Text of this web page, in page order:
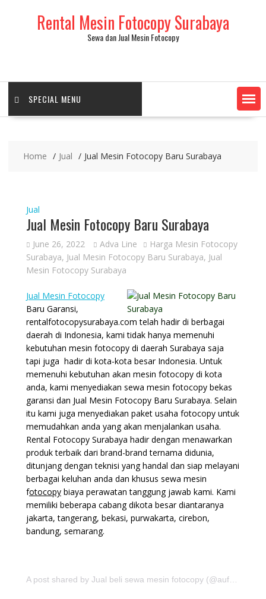
Rental Mesin Fotocopy Surabaya
Sewa dan Jual Mesin Fotocopy
SPECIAL MENU
Home Jual Jual Mesin Fotocopy Baru Surabaya
Jual
Jual Mesin Fotocopy Baru Surabaya
June 26, 2022 Adva Line
Harga Mesin Fotocopy
Surabaya, Jual Mesin Fotocopy Baru Surabaya, Jual
Mesin Fotocopy Surabaya
Jual Mesin Fotocopy
Baru Garansi,
rentalfotocopysurabaya.com telah hadir di berbagai
daerah di Indonesia, kami tidak hanya memenuhi
kebutuhan mesin fotocopy di daerah Surabaya saja
tapi juga hadir di kota-kota besar Indonesia. Untuk
memenuhi kebutuhan akan mesin fotocopy di kota
anda, kami menyediakan sewa mesin fotocopy bekas
garansi dan Jual Mesin Fotocopy Baru Surabaya. Selain
itu kami juga menyediakan paket usaha fotocopy untuk
memudahkan anda yang akan menjalankan usaha.
Rental Fotocopy Surabaya hadir dengan menawarkan
produk terbaik dari brand-brand ternama didunia,
ditunjang dengan teknisi yang handal dan siap melayani
berbagai keluhan anda dan khusus sewa mesin
fotocopybiaya perawatan tanggung jawab kami. Kami
memiliki beberapa cabang dikota besar diantaranya
jakarta, tangerang, bekasi, purwakarta, cirebon,
bandung, semarang.
A post shared by Jual beli sewa mesin fotocopy (@aufajaya.id)